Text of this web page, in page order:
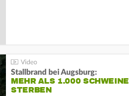
Stallbrand bei Augsburg:
MEHR ALS 1.000 SCHWEINE
STERBEN